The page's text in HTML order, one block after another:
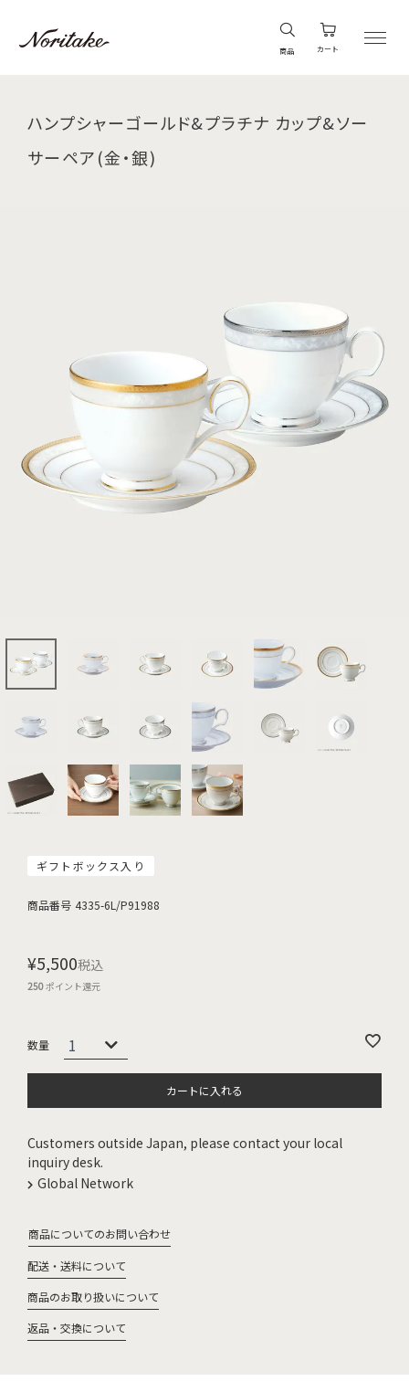
商品 カート
ハンプシャーゴールド&プラチナ カップ&ソー
サーペア(金・銀)
ギフトボックス入り
商品番号 4335-6L/P91988
¥5,500税込
250ポイント還元
カートに入れる
Customers outside Japan, please contact your local
inquiry desk.
Global Network
商品についてのお問い合わせ
配送・送料について
商品のお取り扱いについて
返品・交換について